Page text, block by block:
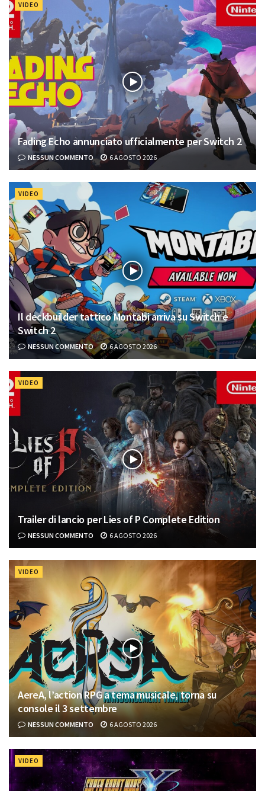
VIDEO
Fading Echo annunciato ufficialmente per Switch 2
NESSUN COMMENTO 6 AGOSTO 2026
VIDEO
Il deckbuilder tattico Montabi arriva su Switch e
Switch 2
NESSUN COMMENTO 6 AGOSTO 2026
VIDEO
Trailer di lancio per Lies of P Complete Edition
NESSUN COMMENTO 6 AGOSTO 2026
VIDEO
AereA, l’action RPG a tema musicale, torna su
console il 3 settembre
NESSUN COMMENTO 6 AGOSTO 2026
VIDEO